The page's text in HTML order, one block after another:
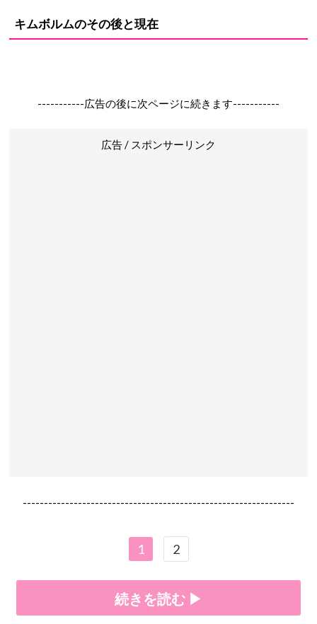
キムボルムのその後と現在
-----------広告の後に次ページに続きます-----------
広告 / スポンサーリンク
----------------------------------------------------------------
1 2
続きを読む ▶